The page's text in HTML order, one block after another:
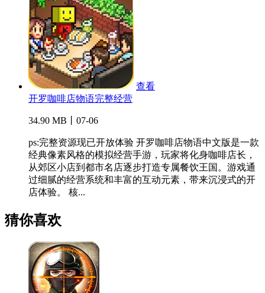
查看
开罗咖啡店物语完整经营
34.90 MB丨07-06
ps:完整资源现已开放体验 开罗咖啡店物语中文版是一款
经典像素风格的模拟经营手游，玩家将化身咖啡店长，
从郊区小店到都市名店逐步打造专属餐饮王国。游戏通
过细腻的经营系统和丰富的互动元素，带来沉浸式的开
店体验。 核...
猜你喜欢